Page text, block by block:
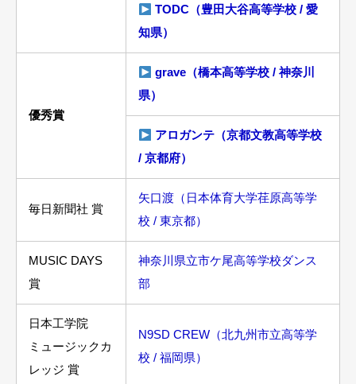
TODC（豊田大谷高等学校 / 愛
知県）
優秀賞
grave（橋本高等学校 / 神奈川
県）
アロガンテ（京都文教高等学校
/ 京都府）
毎日新聞社 賞
矢口渡（日本体育大学荏原高等学
校 / 東京都）
MUSIC DAYS
賞
神奈川県立市ケ尾高等学校ダンス
部
日本工学院
ミュージックカ
レッジ 賞
N9SD CREW（北九州市立高等学
校 / 福岡県）